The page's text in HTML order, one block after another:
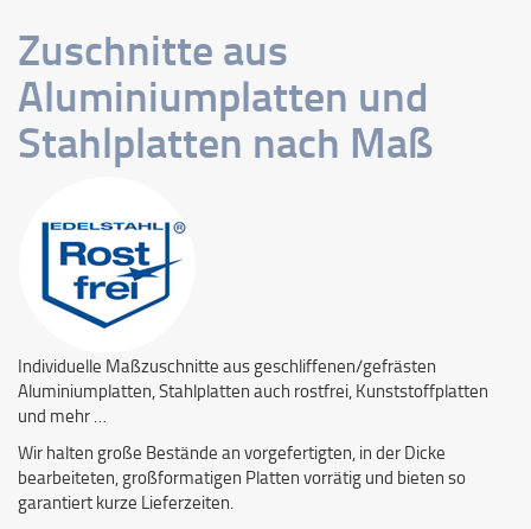
Zuschnitte aus
Aluminiumplatten und
Stahlplatten nach Maß
Individuelle Maßzuschnitte aus geschliffenen/gefrästen
Aluminiumplatten, Stahlplatten auch rostfrei, Kunststoffplatten
und mehr …
Wir halten große Bestände an vorgefertigten, in der Dicke
bearbeiteten, großformatigen Platten vorrätig und bieten so
garantiert kurze Lieferzeiten.